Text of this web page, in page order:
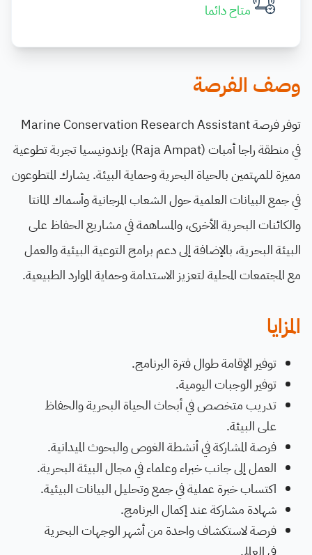
متاح دائما
وصف الفرصة
توفر فرصة Marine Conservation Research Assistant
في منطقة راجا أمبات (Raja Ampat) بإندونيسيا تجربة تطوعية
مميزة للمهتمين بالحياة البحرية وحماية البيئة. يشارك المتطوعون
في جمع البيانات العلمية حول الشعاب المرجانية وأسماك المانتا
والكائنات البحرية الأخرى، والمساهمة في مشاريع الحفاظ على
البيئة البحرية، بالإضافة إلى دعم برامج التوعية البيئية والعمل
مع المجتمعات المحلية لتعزيز الاستدامة وحماية الموارد الطبيعية.
المزايا
توفير الإقامة طوال فترة البرنامج.
توفير الوجبات اليومية.
تدريب متخصص في أبحاث الحياة البحرية والحفاظ
على البيئة.
فرصة المشاركة في أنشطة الغوص والبحوث الميدانية.
العمل إلى جانب خبراء وعلماء في مجال البيئة البحرية.
اكتساب خبرة عملية في جمع وتحليل البيانات البيئية.
شهادة مشاركة عند إكمال البرنامج.
فرصة لاستكشاف واحدة من أشهر الوجهات البحرية
في العالم.